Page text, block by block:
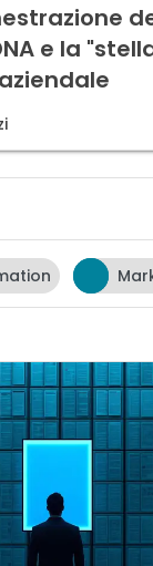
e la
Sostenibile